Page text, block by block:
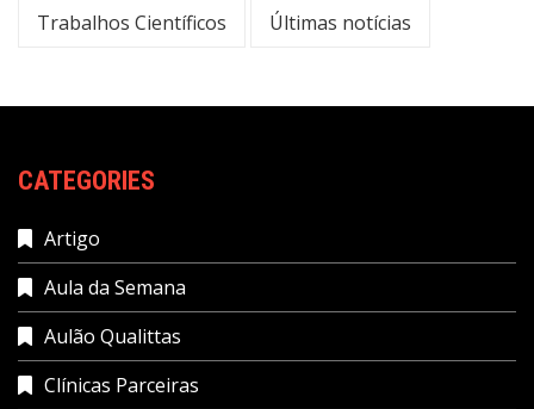
Trabalhos Científicos Últimas notícias
CATEGORIES
Artigo
Aula da Semana
Aulão Qualittas
Clínicas Parceiras